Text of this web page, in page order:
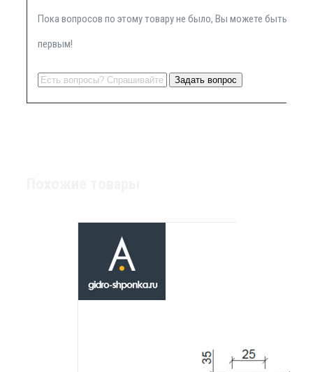
Пока вопросов по этому товару не было, Вы можете быть
первым!